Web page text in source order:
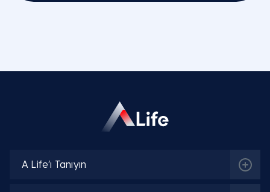
A Life'ı Tanıyın